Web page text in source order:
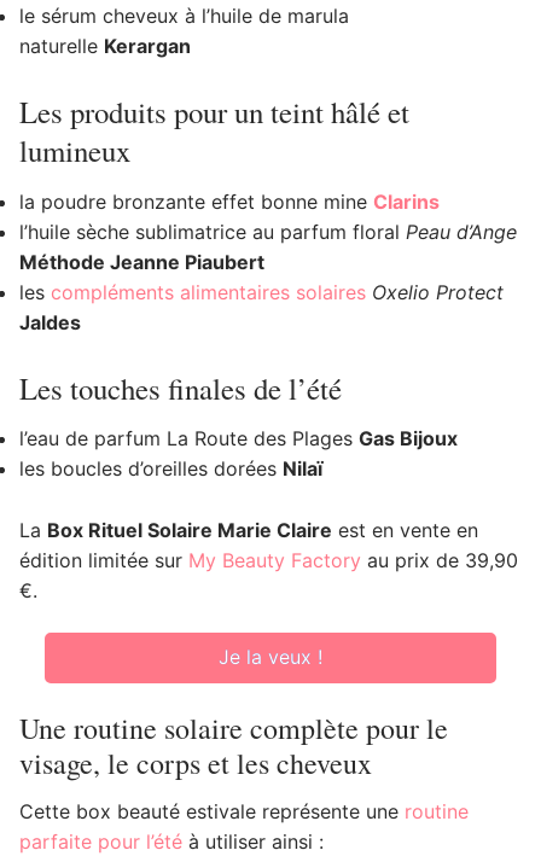
le sérum cheveux à l’huile de marula
naturelle Kerargan
Les produits pour un teint hâlé et
lumineux
la poudre bronzante effet bonne mine Clarins
l’huile sèche sublimatrice au parfum floral Peau d’Ange
Méthode Jeanne Piaubert
les compléments alimentaires solaires Oxelio Protect
Jaldes
Les touches finales de l’été
l’eau de parfum La Route des Plages Gas Bijoux
les boucles d’oreilles dorées Nilaï
La Box Rituel Solaire Marie Claire est en vente en
édition limitée sur My Beauty Factory au prix de 39,90
€.
Je la veux !
Une routine solaire complète pour le
visage, le corps et les cheveux
Cette box beauté estivale représente une routine
parfaite pour l’été à utiliser ainsi :